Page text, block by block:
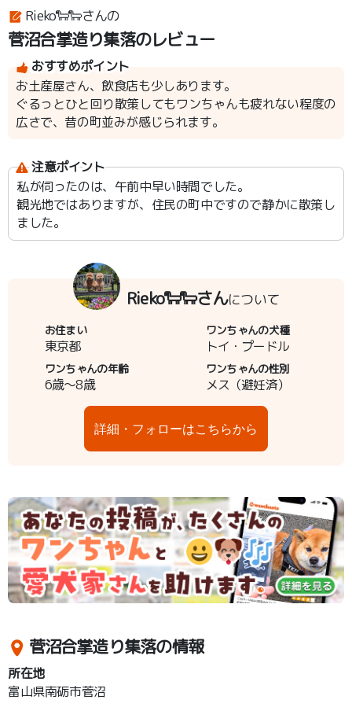
Rieko🐑🐑さんの
菅沼合掌造り集落のレビュー
おすすめポイント
お土産屋さん、飲食店も少しあります。
ぐるっとひと回り散策してもワンちゃんも疲れない程度の
広さで、昔の町並みが感じられます。
注意ポイント
私が伺ったのは、午前中早い時間でした。
観光地ではありますが、住民の町中ですので静かに散策し
ました。
Rieko🐑🐑さんについて
お住まい
東京都
ワンちゃんの犬種
トイ・プードル
ワンちゃんの年齢
6歳～8歳
ワンちゃんの性別
メス（避妊済）
詳細・フォローはこちらから
菅沼合掌造り集落の情報
所在地
富山県南砺市菅沼